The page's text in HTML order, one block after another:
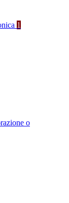
1
o